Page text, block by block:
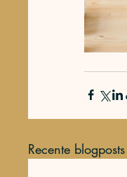
Recente blogposts